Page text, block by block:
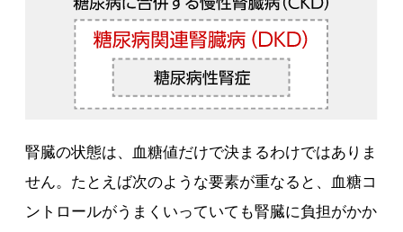
腎臓の状態は、血糖値だけで決まるわけではありま
せん。たとえば次のような要素が重なると、血糖コ
ントロールがうまくいっていても腎臓に負担がかか